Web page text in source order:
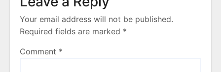
Your email address will not be published.
Required fields are marked *
Comment *